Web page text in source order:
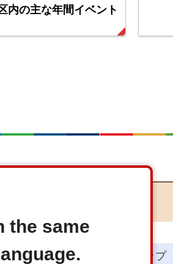
the same
内の主な年間イベント
パートナーシップ